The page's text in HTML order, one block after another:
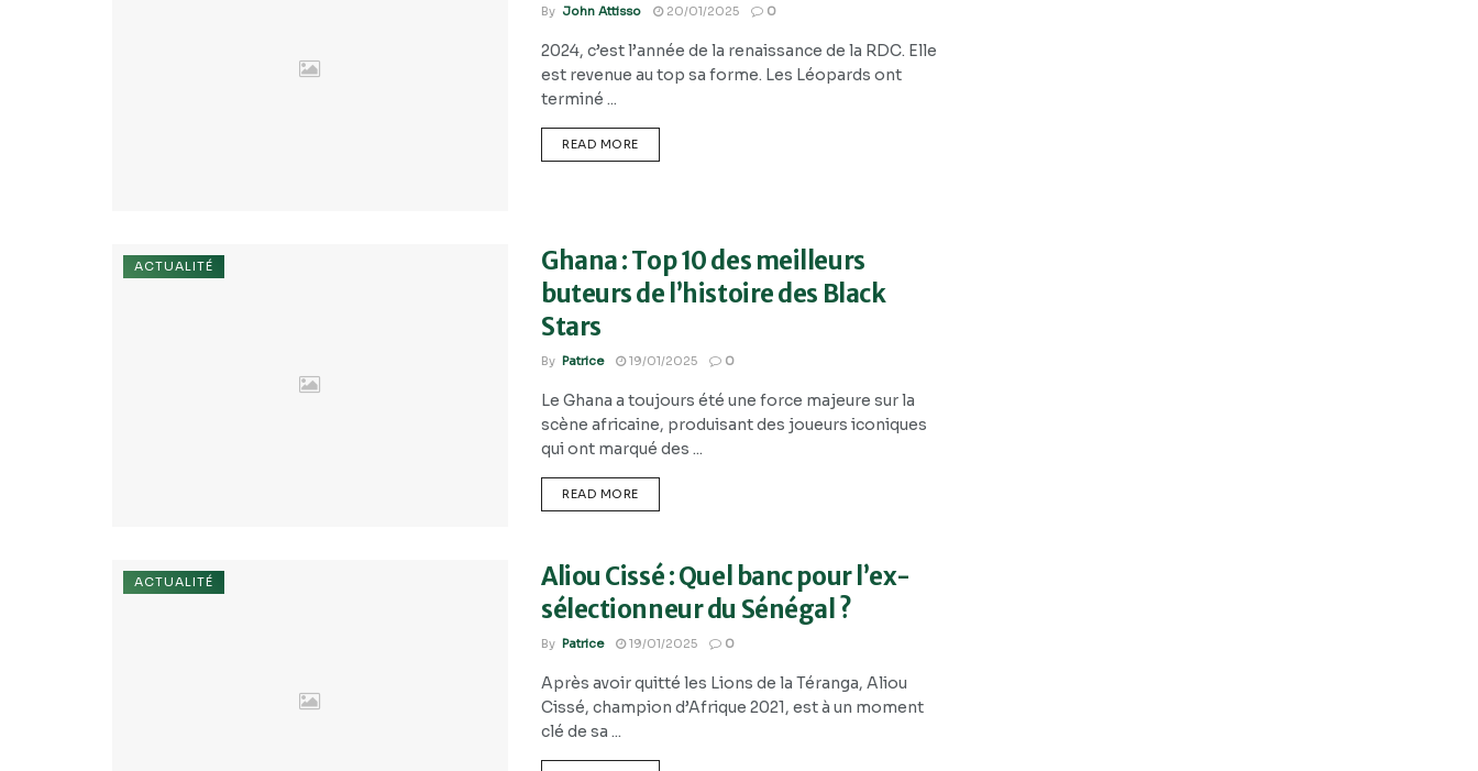
By John Attisso 20/01/2025 0
2024, c’est l’année de la renaissance de la RDC. Elle
est revenue au top sa forme. Les Léopards ont
terminé ...
READ MORE
ACTUALITÉ
Ghana : Top 10 des meilleurs
buteurs de l’histoire des Black
Stars
By Patrice 19/01/2025 0
Le Ghana a toujours été une force majeure sur la
scène africaine, produisant des joueurs iconiques
qui ont marqué des ...
READ MORE
ACTUALITÉ
Aliou Cissé : Quel banc pour l’ex-
sélectionneur du Sénégal ?
By Patrice 19/01/2025 0
Après avoir quitté les Lions de la Téranga, Aliou
Cissé, champion d’Afrique 2021, est à un moment
clé de sa ...